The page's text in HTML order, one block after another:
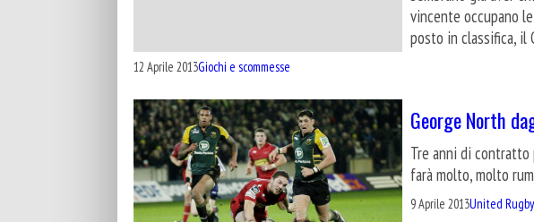
vincente occupano
posto in classifica, il
12 Aprile 2013Giochi e scommesse
George North
Tre anni di
farà molto, molto
9 Aprile 2013United